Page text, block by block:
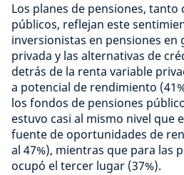
Los planes de pensiones,
públicos, reflejan este
inversionistas en pensiones en
privada y las alternativas de
detrás de la renta variable
a potencial de rendimiento
los fondos de pensiones
estuvo casi al mismo nivel que
fuente de oportunidades de
al 47%), mientras que para las
ocupó el tercer lugar (37%).